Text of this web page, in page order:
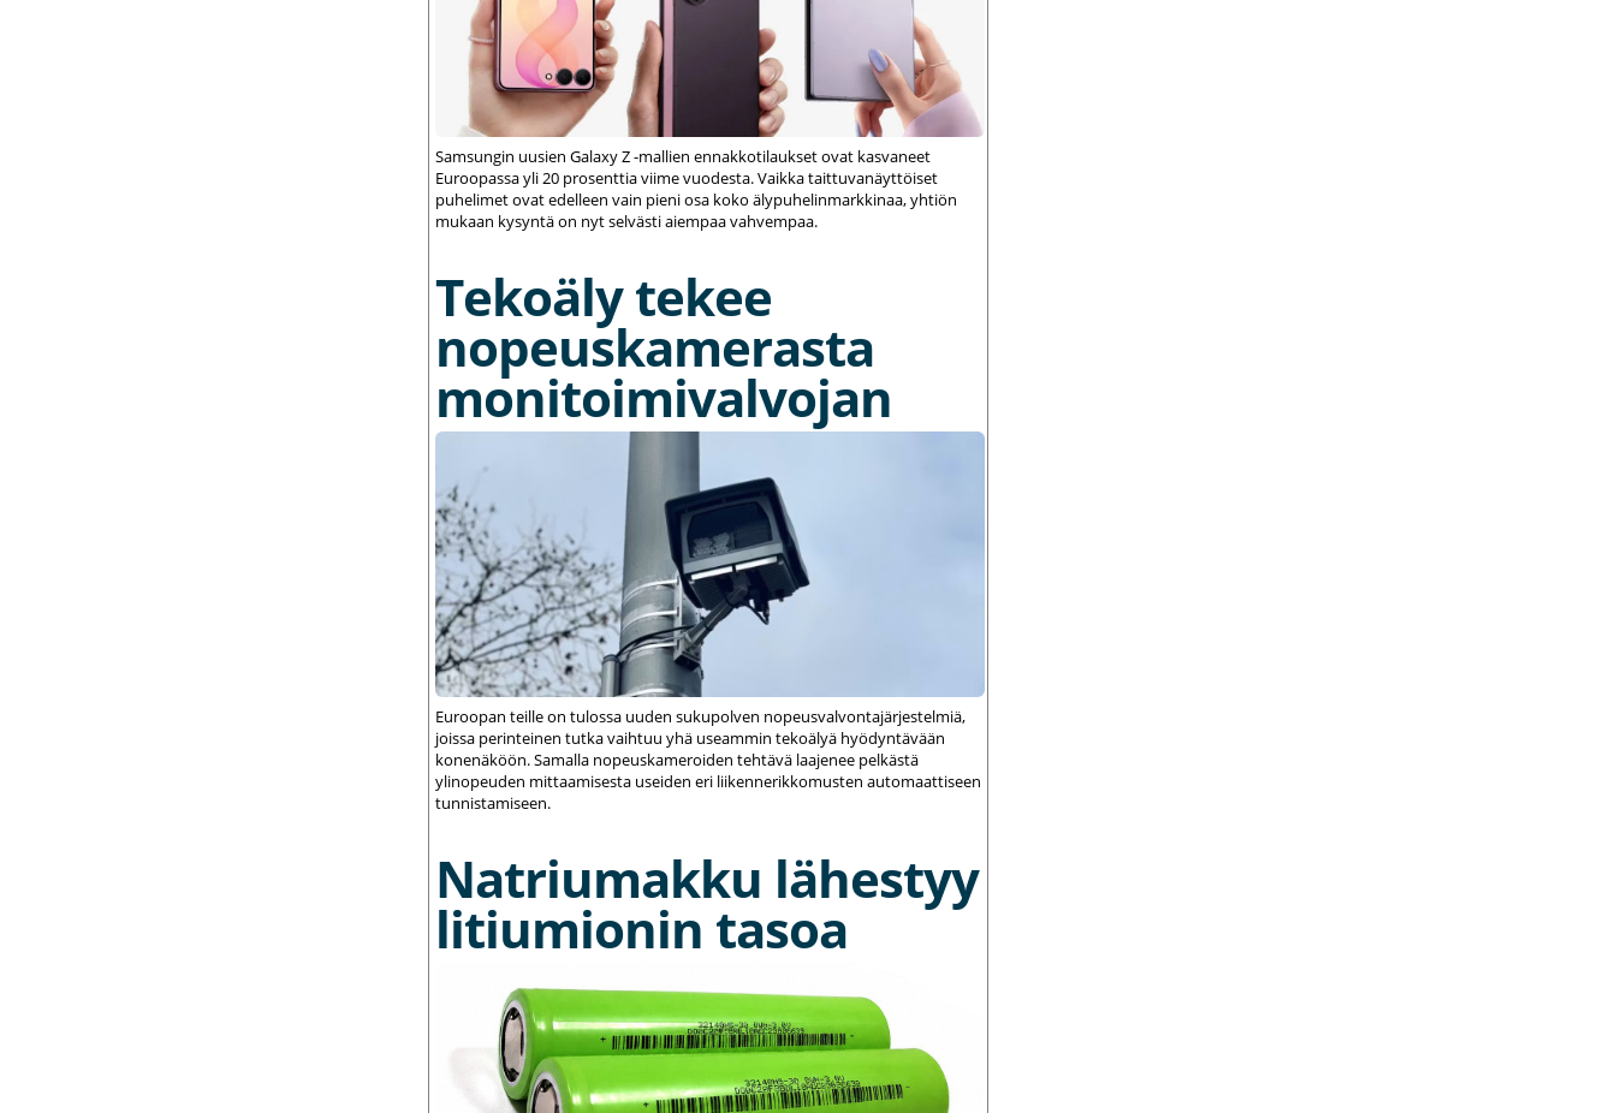
Samsungin uusien Galaxy Z -mallien ennakkotilaukset ovat kasvaneet
Euroopassa yli 20 prosenttia viime vuodesta. Vaikka taittuvanäyttöiset
puhelimet ovat edelleen vain pieni osa koko älypuhelinmarkkinaa, yhtiön
mukaan kysyntä on nyt selvästi aiempaa vahvempaa.
Tekoäly tekee
nopeuskamerasta
monitoimivalvojan
Euroopan teille on tulossa uuden sukupolven nopeusvalvontajärjestelmiä,
joissa perinteinen tutka vaihtuu yhä useammin tekoälyä hyödyntävään
konenäköön. Samalla nopeuskameroiden tehtävä laajenee pelkästä
ylinopeuden mittaamisesta useiden eri liikennerikkomusten automaattiseen
tunnistamiseen.
Natriumakku lähestyy
litiumionin tasoa